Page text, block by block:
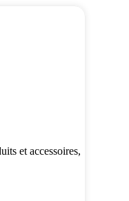
et accessoires,